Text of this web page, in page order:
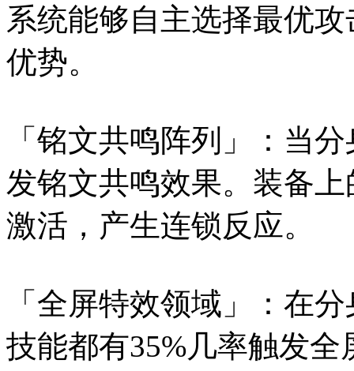
系统能够自主选择最优
优势。
「铭文共鸣阵列」：当
发铭文共鸣效果。装备
激活，产生连锁反应。
「全屏特效领域」：在
技能都有35%几率触发